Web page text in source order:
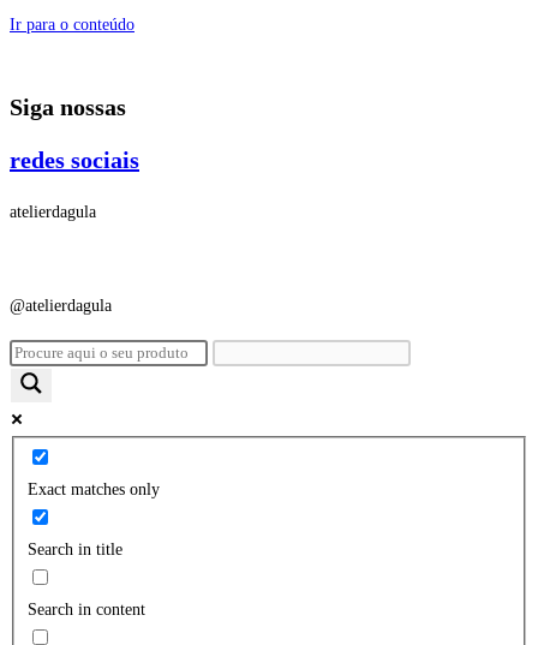
Ir para o conteúdo
Siga nossas
redes sociais
atelierdagula
@atelierdagula
Exact matches only
Search in title
Search in content